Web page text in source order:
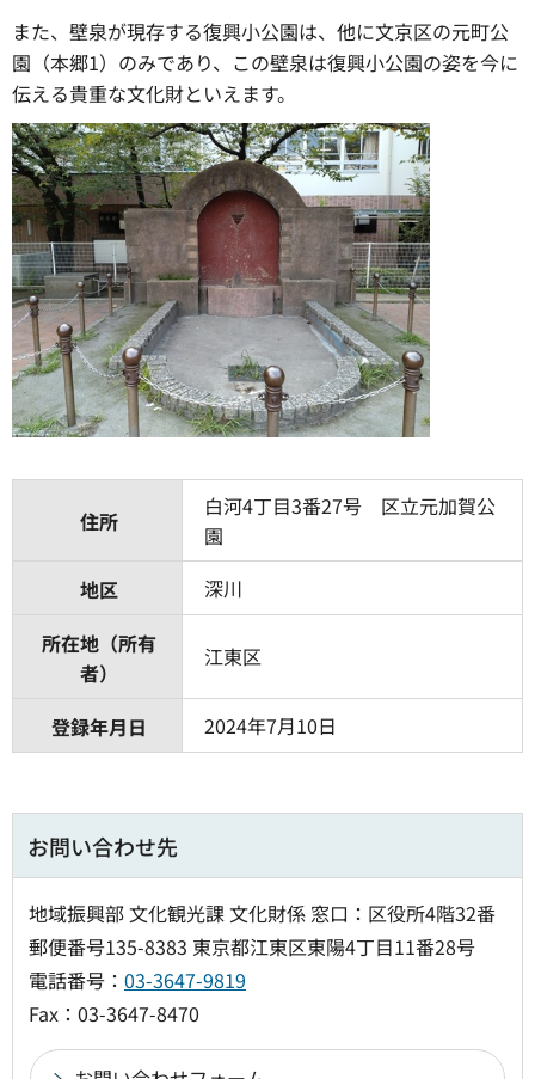
また、壁泉が現存する復興小公園は、他に文京区の元町公
園（本郷1）のみであり、この壁泉は復興小公園の姿を今に
伝える貴重な文化財といえます。
住所
白河4丁目3番27号 区立元加賀公
園
地区
深川
所在地（所有
者）
江東区
登録年月日 2024年7月10日
お問い合わせ先
地域振興部 文化観光課 文化財係 窓口：区役所4階32番
郵便番号135-8383 東京都江東区東陽4丁目11番28号
電話番号： 03-3647-9819
Fax：03-3647-8470